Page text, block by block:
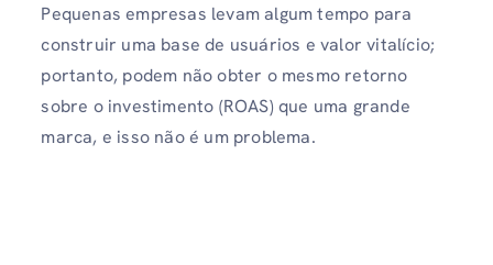
Pequenas empresas levam algum tempo para
construir uma base de usuários e valor vitalício;
portanto, podem não obter o mesmo retorno
sobre o investimento (ROAS) que uma grande
marca, e isso não é um problema.